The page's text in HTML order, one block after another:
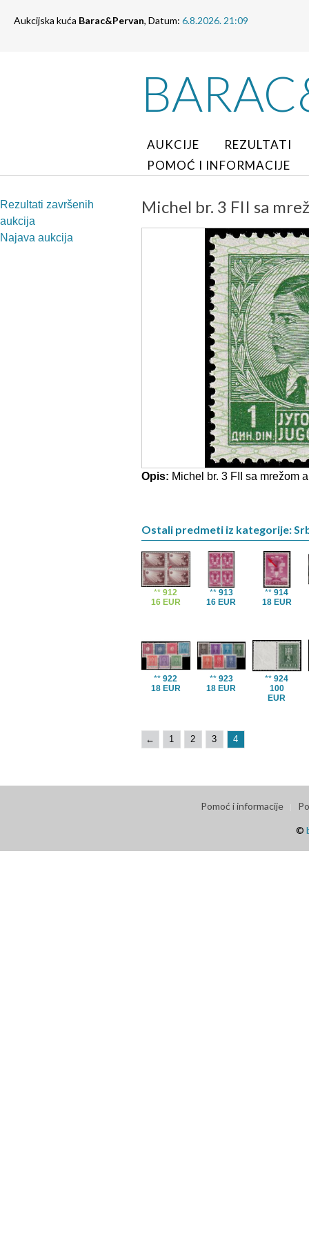
Aukcijska kuća Barac&Pervan, Datum: 6.8.2026. 21:09
AUKCIJE
REZULTATI
POMOĆ I INFORMACIJE
Rezultati završenih
aukcija
Najava aukcija
Michel br. 3 FII sa
Opis: Michel br. 3 FII sa mrežom
Ostali predmeti iz kategorije:
**912
16 EUR
** 913
16 EUR
**914
18 EUR
**922
18 EUR
** 923
18 EUR
**924
100
EUR
← 1 2 3 4
Pomoć i informacije
©